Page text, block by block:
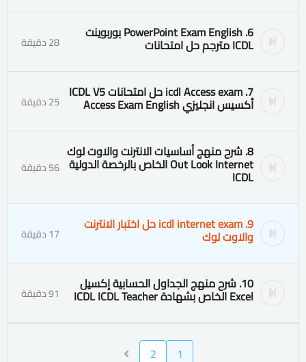
6. PowerPoint Exam English بوربوينت
ICDL مترجم حل امتحانات 28 دقيقة
7. icdl Access exam حل امتحانات ICDL V5
أكسيس انجليزي Access Exam English 25 دقيقة
8. شرح منهج أساسيات الانترنت والاوت لوك
Out Look Internet الخاص بالرخصة الدولية
ICDL 56 دقيقة
9. icdl internet exam حل اختبار الانترنت
والاوت لوك 17 دقيقة
10. شرح منهج الجداول الحسابية إكسيل
Excel الخاص بشهادة ICDL ICDL Teacher 91 دقيقة
1
2